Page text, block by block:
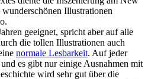
Illustrationen
geeignet, spricht aber auf alle
die tollen Illustrationen auch
normale Lesbarkeit. Auf jeder
es gibt nur einige Ausnahmen mit
wird sehr gut über die